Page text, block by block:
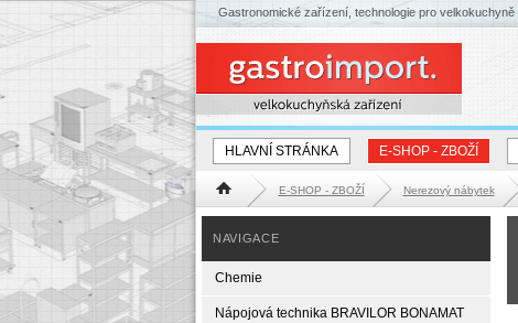
HLAVNÍ STRÁNKA E-SHOP - ZBOŽÍ
Hlavní stránka E-SHOP - ZBOŽÍ Nerezový nábytek
NAVIGACE
Chemie
Nápojová technika BRAVILOR BONAMAT
Gastronomické zařízení, technologie pro velkokuchyně